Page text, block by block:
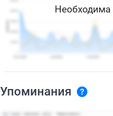
Необходима
Упоминания